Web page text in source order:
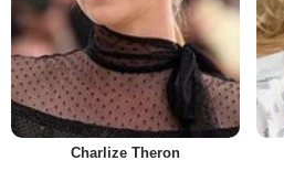
Charlize Theron